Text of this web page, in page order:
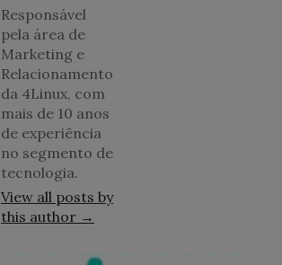
Responsável
pela área de
Marketing e
Relacionamento
da 4Linux, com
mais de 10 anos
de experiência
no segmento de
tecnologia.
View all posts by
this author →